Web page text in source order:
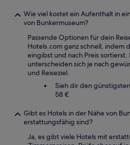
Wie viel kostet ein Aufenthalt in
von Bunkermuseum?
Passende Optionen für dein
Hotels.com ganz schnell, indem
eingibst und nach Preis sortierst.
unterscheiden sich je nach
und Reiseziel.
Sieh dir den
58 €
Gibt es Hotels in der Nähe von
erstattungsfähig sind?
Ja, es gibt viele Hotels mit